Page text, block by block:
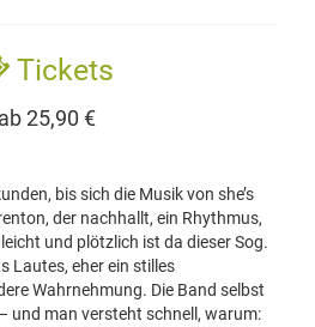
Tickets
ab 25,90 €
bis sich die Musik von she’s
der nachhallt, ein Rhythmus,
und plötzlich ist da dieser Sog.
Lautes, eher ein stilles
Wahrnehmung. Die Band selbst
und man versteht schnell, warum: